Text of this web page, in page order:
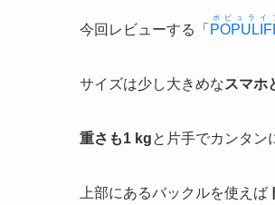
今回レビューする「
ポピュライ
サイズは少し大きめなスマホ
重さも1 kgと片手でカンタン
上部にあるバックルを使えば